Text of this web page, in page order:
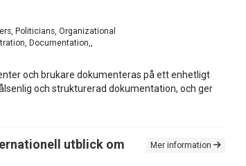
Politicians, Organizational
Documentation,,
och brukare dokumenteras på ett enhetligt
och strukturerad dokumentation, och ger
utblick om
Mer information